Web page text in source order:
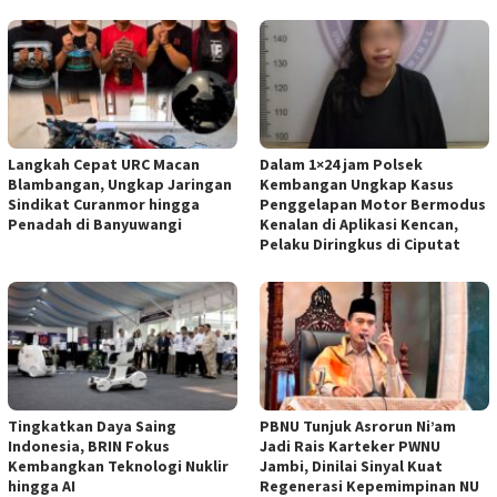
Langkah Cepat URC Macan
Blambangan, Ungkap Jaringan
Sindikat Curanmor hingga
Penadah di Banyuwangi
Dalam 1×24 jam Polsek
Kembangan Ungkap Kasus
Penggelapan Motor Bermodus
Kenalan di Aplikasi Kencan,
Pelaku Diringkus di Ciputat
Tingkatkan Daya Saing
Indonesia, BRIN Fokus
Kembangkan Teknologi Nuklir
hingga AI
PBNU Tunjuk Asrorun Ni’am
Jadi Rais Karteker PWNU
Jambi, Dinilai Sinyal Kuat
Regenerasi Kepemimpinan NU